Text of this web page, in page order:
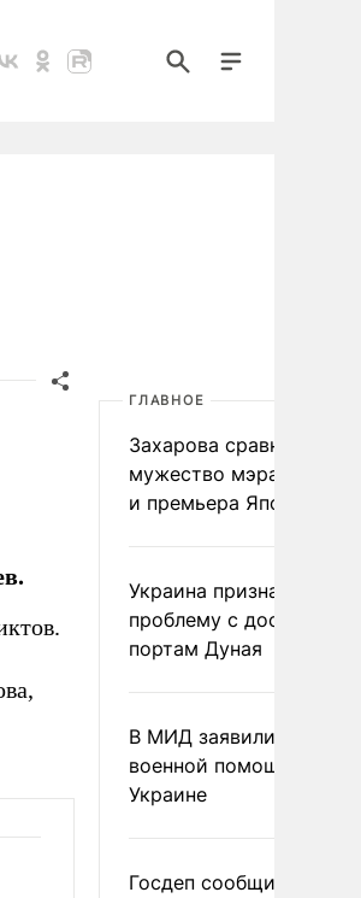
ГЛАВНОЕ
Захарова сравнила
мужество мэра
и премьера Японии
Украина признала
проблему с доступом к
портам Дуная
В МИД заявили о
военной помощи
Украине
Госдеп сообщил о